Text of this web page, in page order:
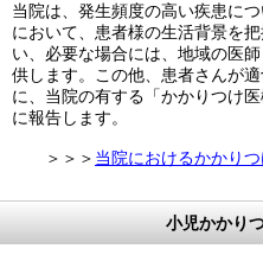
当院は、発生頻度の高い疾患に
において、患者様の生活背景を
い、必要な場合には、地域の医
供します。この他、患者さんが
に、当院の有する「かかりつけ
に報告します。
＞＞＞ 当院におけるかかり
小児かかり